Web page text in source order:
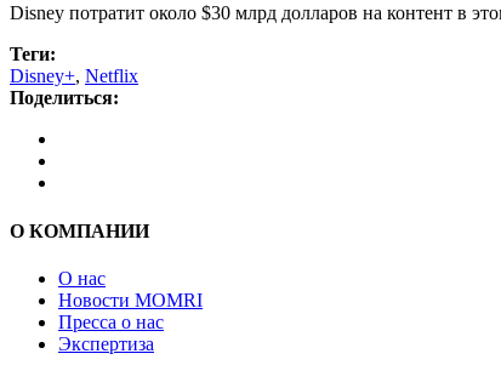
Disney потратит около $30 млрд долларов на контент в
Теги:
Disney+, Netflix
Поделиться:
О КОМПАНИИ
О нас
Новости MOMRI
Пресса о нас
Экспертиза